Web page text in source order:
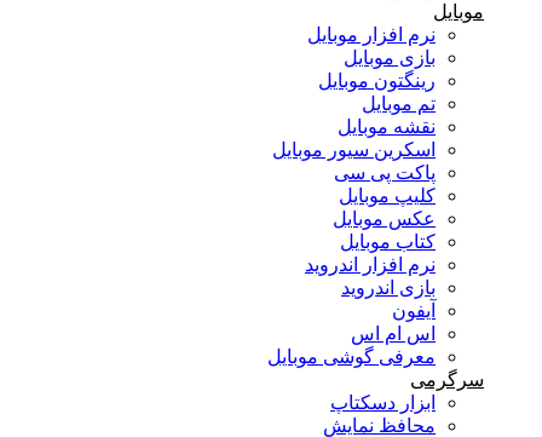
موبایل
نرم افزار موبایل
بازی موبایل
رینگتون موبایل
تم موبایل
نقشه موبایل
اسکرین سیور موبایل
پاکت پی سی
کلیپ موبایل
عکس موبایل
کتاب موبایل
نرم افزار اندروید
بازی اندروید
آیفون
اس ام اس
معرفی گوشی موبایل
سرگرمی
ابزار دسکتاپ
محافظ نمایش